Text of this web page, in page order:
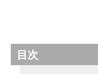
目次